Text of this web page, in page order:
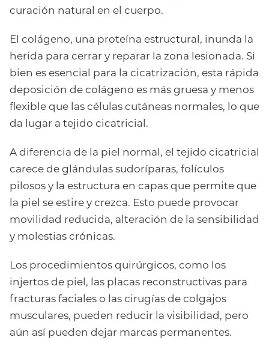
curación natural en el cuerpo.
El colágeno, una proteína estructural, inunda la
herida para cerrar y reparar la zona lesionada. Si
bien es esencial para la cicatrización, esta rápida
deposición de colágeno es más gruesa y menos
flexible que las células cutáneas normales, lo que
da lugar a tejido cicatricial.
A diferencia de la piel normal, el tejido cicatricial
carece de glándulas sudoríparas, folículos
pilosos y la estructura en capas que permite que
la piel se estire y crezca. Esto puede provocar
movilidad reducida, alteración de la sensibilidad
y molestias crónicas.
Los procedimientos quirúrgicos, como los
injertos de piel, las placas reconstructivas para
fracturas faciales o las cirugías de colgajos
musculares, pueden reducir la visibilidad, pero
aún así pueden dejar marcas permanentes.